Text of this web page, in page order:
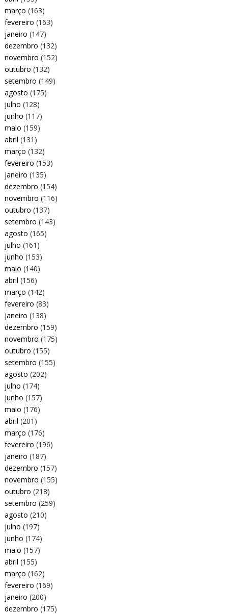
março (163)
fevereiro (163)
janeiro (147)
dezembro (132)
novembro (152)
outubro (132)
setembro (149)
agosto (175)
julho (128)
junho (117)
maio (159)
abril (131)
março (132)
fevereiro (153)
janeiro (135)
dezembro (154)
novembro (116)
outubro (137)
setembro (143)
agosto (165)
julho (161)
junho (153)
maio (140)
abril (156)
março (142)
fevereiro (83)
janeiro (138)
dezembro (159)
novembro (175)
outubro (155)
setembro (155)
agosto (202)
julho (174)
junho (157)
maio (176)
abril (201)
março (176)
fevereiro (196)
janeiro (187)
dezembro (157)
novembro (155)
outubro (218)
setembro (259)
agosto (210)
julho (197)
junho (174)
maio (157)
abril (155)
março (162)
fevereiro (169)
janeiro (200)
dezembro (175)